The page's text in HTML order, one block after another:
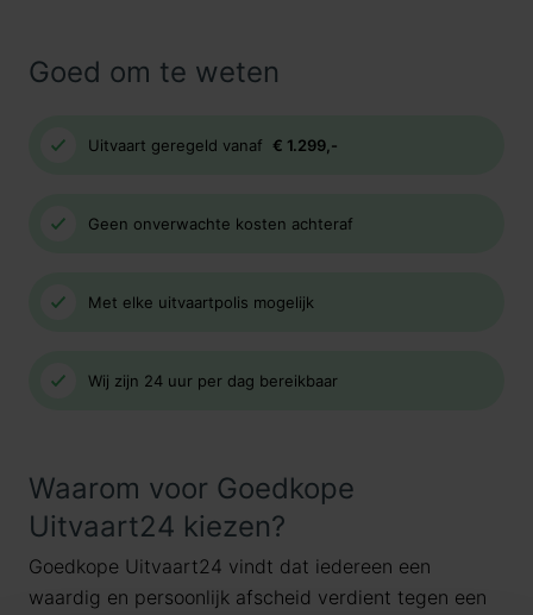
Goed om te weten
Uitvaart geregeld vanaf € 1.299,-
Geen onverwachte kosten achteraf
Met elke uitvaartpolis mogelijk
Wij zijn 24 uur per dag bereikbaar
Waarom voor Goedkope
Uitvaart24 kiezen?
Goedkope Uitvaart24 vindt dat iedereen een
waardig en persoonlijk afscheid verdient tegen een